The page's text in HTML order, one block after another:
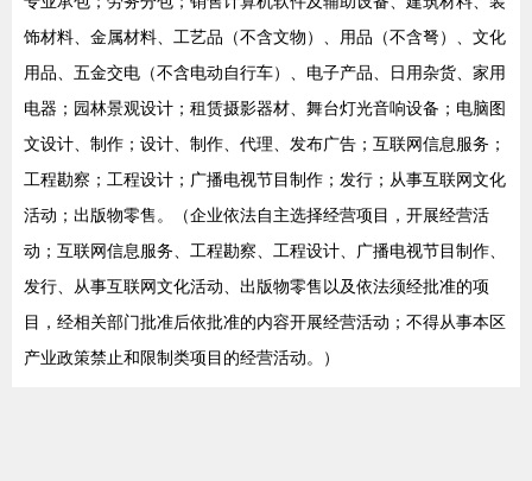
饰材料、金属材料、工艺品（不含文物）、用品（不含弩）、文化
用品、五金交电（不含电动自行车）、电子产品、日用杂货、家用
电器；园林景观设计；租赁摄影器材、舞台灯光音响设备；电脑图
文设计、制作；设计、制作、代理、发布广告；互联网信息服务；
工程勘察；工程设计；广播电视节目制作；发行；从事互联网文化
活动；出版物零售。（企业依法自主选择经营项目，开展经营活
动；互联网信息服务、工程勘察、工程设计、广播电视节目制作、
发行、从事互联网文化活动、出版物零售以及依法须经批准的项
目，经相关部门批准后依批准的内容开展经营活动；不得从事本区
产业政策禁止和限制类项目的经营活动。）